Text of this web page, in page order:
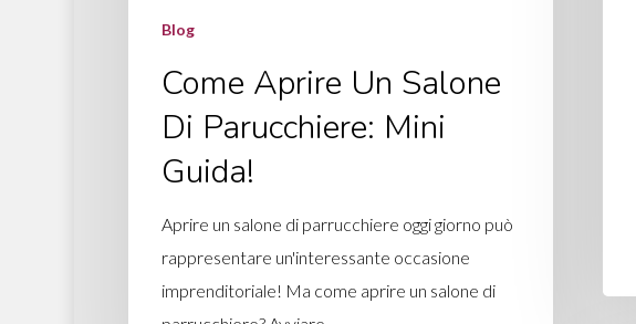
Blog
Come Aprire Un Salone
Di Parucchiere: Mini
Guida!
Aprire un salone di parrucchiere oggi giorno può
rappresentare un'interessante occasione
imprenditoriale! Ma come aprire un salone di